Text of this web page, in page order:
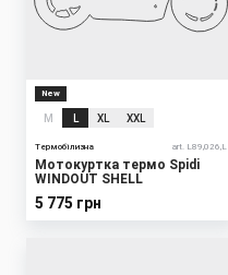
New
M XL XXL
Термобілизна art. L89,026,L
Мотокуртка термо Spidi
WINDOUT SHELL
5 775 грн